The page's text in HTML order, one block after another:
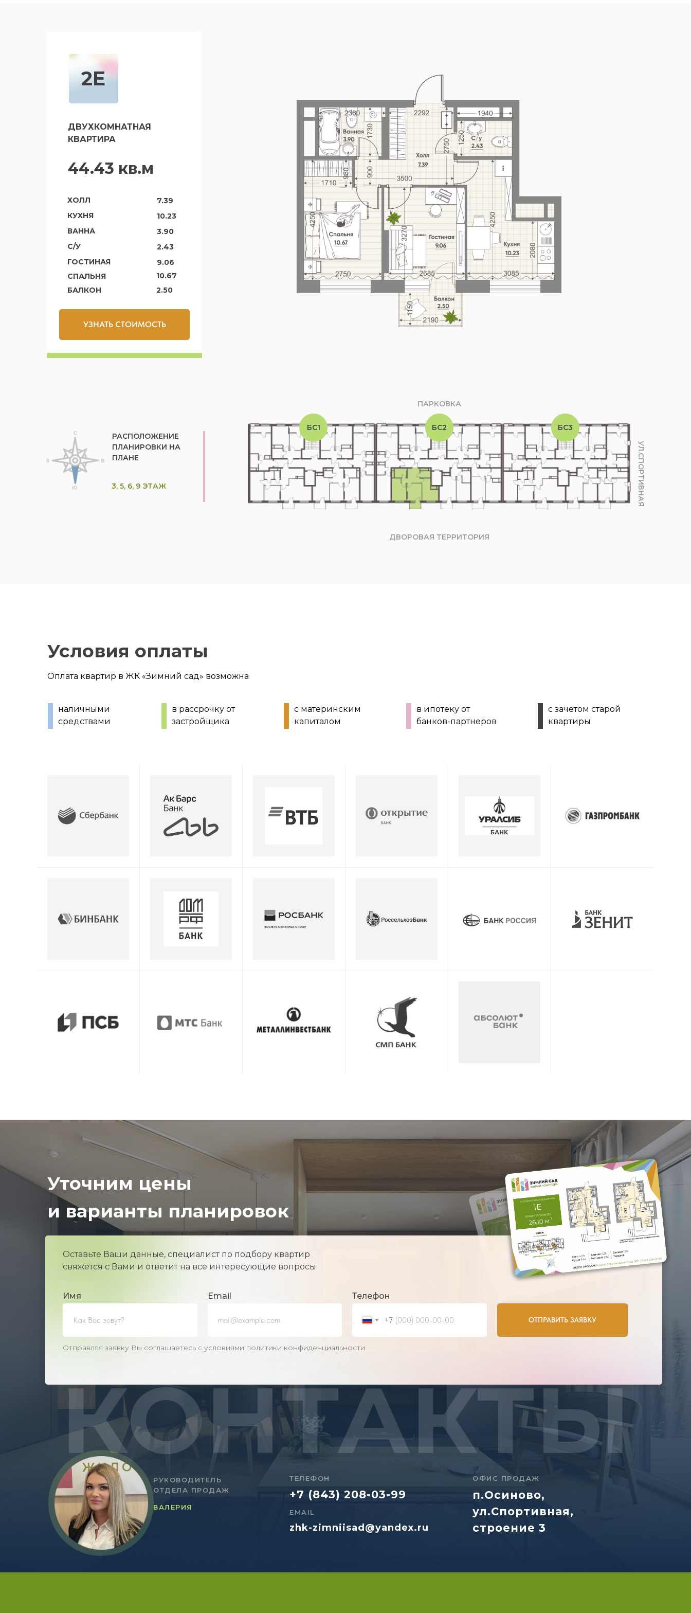
44.43 кв.м
ДВУХКОМНАТНАЯ
КВАРТИРА
ХОЛЛ
КУХНЯ
ВАННА
С/У
ГОСТИНАЯ
7.39
10.23
3.90
2.43
9.06
2Е
УЗНАТЬ СТОИМОСТЬ
СПАЛЬНЯ
10.67
БАЛКОН
2.50
РАСПОЛОЖЕНИЕ
ПЛАНИРОВКИ НА
ПЛАНЕ
3, 5, 6, 9 ЭТАЖ
БС1 БС2 БС3
ДВОРОВАЯ ТЕРРИТОРИЯ
ПАРКОВКА
УЛ.СПОРТИВНАЯ
наличными
средствами
в рассрочку от
застройщика
с материнским
капиталом
в ипотеку от
банков-партнеров
с зачетом старой
квартиры
Условия оплаты
Оплата квартир в ЖК «Зимний сад» возможна
КОНТАКТЫ
Уточним цены
и варианты планировок
Имя Еmail Телефон
+7 ОТПРАВИТЬ ЗАЯВКУ
Оставьте Ваши данные, специалист по подбору квартир
свяжется с Вами и ответит на все интересующие вопросы
Отправляя заявку Вы соглашаетесь с условиями политики конфиденциальности
+7 (843) 208-03-99
п.Осиново,
ул.Спортивная,
строение 3
zhk-zimniisad@yandex.ru
РУКОВОДИТЕЛЬ
ОТДЕЛА ПРОДАЖ
ВАЛЕРИЯ
ОФИС ПРОДАЖ
ТЕЛЕФОН
EMAIL